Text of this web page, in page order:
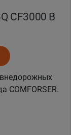
CF3000 B
COMFORSER.